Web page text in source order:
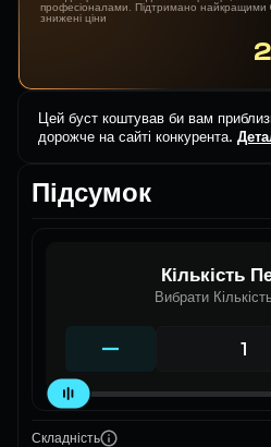
професіоналами. Підтримано найкращими
знижені ціни
Цей буст коштував би вам
дорожче на сайті конкурента.
Підсумок
Кількість
Вибрати
Складність